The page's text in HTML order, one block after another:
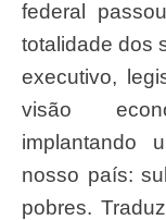
federal
totalidade dos
executivo,
visão
implantando
nosso país:
pobres.